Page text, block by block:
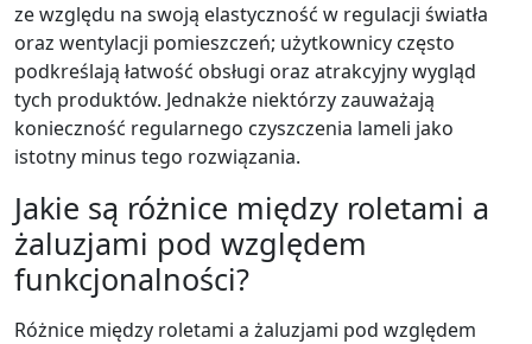
ze względu na swoją elastyczność w regulacji światła
oraz wentylacji pomieszczeń; użytkownicy często
podkreślają łatwość obsługi oraz atrakcyjny wygląd
tych produktów. Jednakże niektórzy zauważają
konieczność regularnego czyszczenia lameli jako
istotny minus tego rozwiązania.
Jakie są różnice między roletami a
żaluzjami pod względem
funkcjonalności?
Różnice między roletami a żaluzjami pod względem